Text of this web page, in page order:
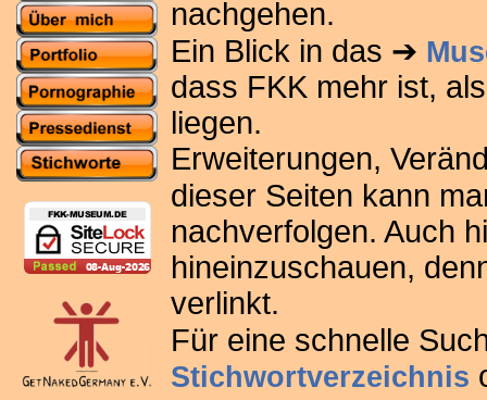
nachgehen.
Ein Blick in das ➔
dass FKK mehr ist,
liegen.
Erweiterungen,
dieser Seiten kann
nachverfolgen. Auch
hineinzuschauen,
verlinkt.
Für eine schnelle
Stichwortverzeichnis